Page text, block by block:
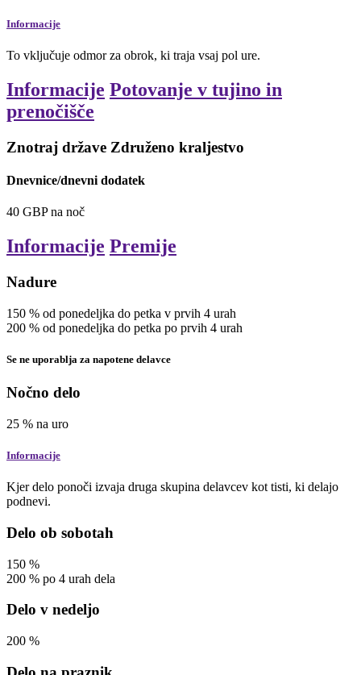
Informacije
To vključuje odmor za obrok, ki traja vsaj pol ure.
Informacije Potovanje v tujino in
prenočišče
Znotraj države Združeno kraljestvo
Dnevnice/dnevni dodatek
40 GBPna noč
Informacije Premije
Nadure
150 % od ponedeljka do petka v prvih 4 urah
200 % od ponedeljka do petka po prvih 4 urah
Se ne uporablja za napotene delavce
Nočno delo
25 % na uro
Informacije
Kjer delo ponoči izvaja druga skupina delavcev kot tisti, ki delajo
podnevi.
Delo ob sobotah
150 %
200 % po 4 urah dela
Delo v nedeljo
200 %